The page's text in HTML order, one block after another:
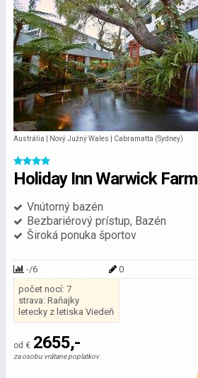
Austrália | Nový Južný Wales | Cabramatta (Sydney)
Holiday Inn Warwick Farm
Vnútorný bazén
Bezbariérový prístup, Bazén
Široká ponuka športov
-/6 0
počet nocí: 7
strava: Raňajky
letecky z letiska Viedeň
od € 2655,-
za osobu vrátane poplatkov